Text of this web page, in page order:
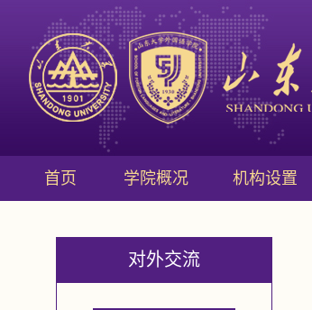
首页 学院概况 机构设置
对外交流